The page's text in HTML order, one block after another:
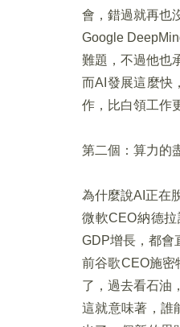
會，錯過就再也
Google
難題，不過他也
而AI發展這麼快
作，比白領工作
第二個：算力的
為什麼說AI正在
微軟CEO納德
GDP增長，都會
前谷歌CEO施密
了，過去看石油
這就意味著，誰